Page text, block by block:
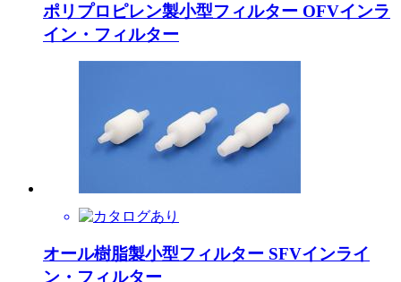
ポリプロピレン製小型フィルター OFVインラ
イン・フィルター
オール樹脂製小型フィルター SFVインライ
ン・フィルター